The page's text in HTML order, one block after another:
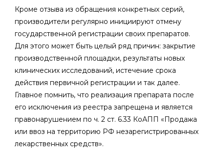
Кроме отзыва из обращения конкретных серий,
производители регулярно инициируют отмену
государственной регистрации своих препаратов.
Для этого может быть целый ряд причин: закрытие
производственной площадки, результаты новых
клинических исследований, истечение срока
действия первичной регистрации и так далее.
Главное помнить, что реализация препарата после
его исключения из реестра запрещена и является
правонарушением по ч. 2 ст. 6.33 КоАПП «Продажа
или ввоз на территорию РФ незарегистрированных
лекарственных средств».